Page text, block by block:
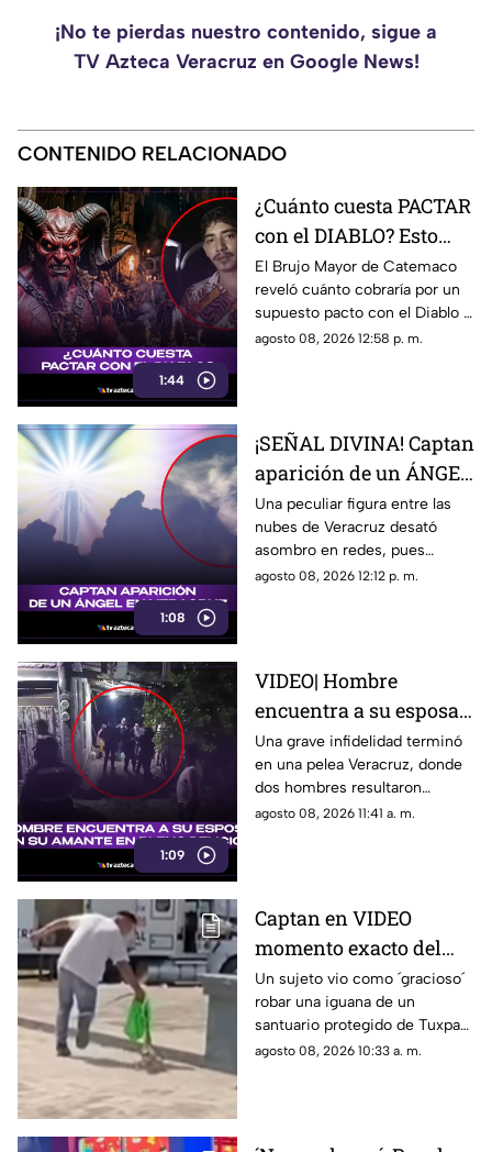
¡No te pierdas nuestro contenido, sigue a
TV Azteca Veracruz en Google News!
CONTENIDO RELACIONADO
1:44
¿Cuánto cuesta PACTAR
con el DIABLO? Esto
dice el Brujo Mayor
(+VIDEO)
El Brujo Mayor de Catemaco
reveló cuánto cobraría por un
supuesto pacto con el Diablo y
aseguró que el ritual tendría un
agosto 08, 2026 12:58 p. m.
1:08
¡SEÑAL DIVINA! Captan
aparición de un ÁNGEL
en Veracruz (+VIDEO)
Una peculiar figura entre las
nubes de Veracruz desató
asombro en redes, pues
muchos aseguran que se trata
agosto 08, 2026 12:12 p. m.
1:09
VIDEO| Hombre
encuentra a su esposa
con su AMANTE en
pleno DELICIOSO en
Veracruz; ¡se agarraron
a machetazos!
Una grave infidelidad terminó
en una pelea Veracruz, donde
dos hombres resultaron
heridos tras enfrentarse a
agosto 08, 2026 11:41 a. m.
Captan en VIDEO
momento exacto del
robo de iguana en
santuario PROTEGIDO
de Tuxpan, Veracruz;
esto pasó con el
Un sujeto vio como ´gracioso´
robar una iguana de un
santuario protegido de Tuxpan,
al norte del estado de
agosto 08, 2026 10:33 a. m.